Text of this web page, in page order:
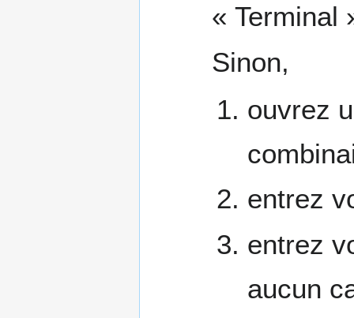
« Terminal
Sinon,
ouvrez
entrez
entrez
aucun